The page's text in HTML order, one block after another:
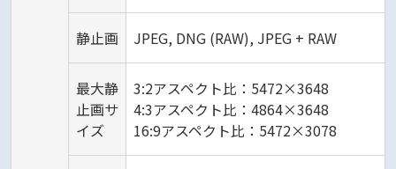
静止画 JPEG, DNG (RAW), JPEG + RAW
最大静
止画サ
イズ
3:2アスペクト比：5472×3648
4:3アスペクト比：4864×3648
16:9アスペクト比：5472×3078